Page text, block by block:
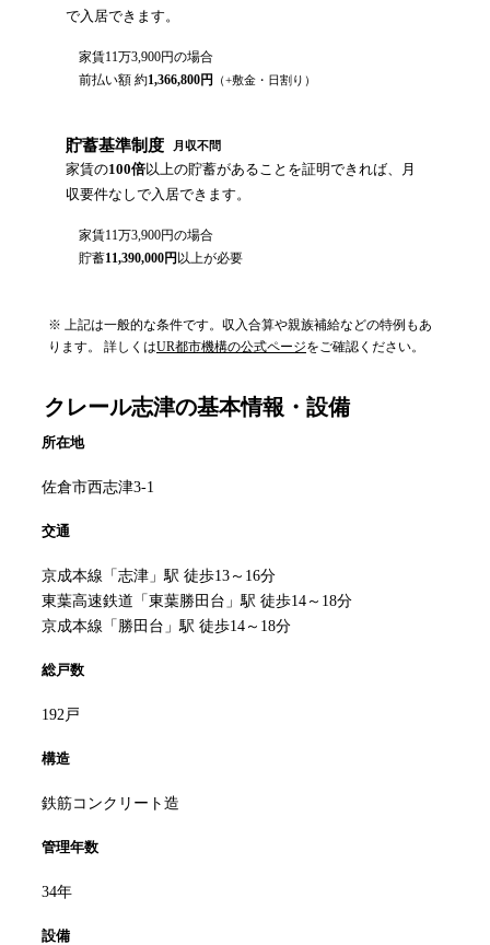
で入居できます。
家賃11万3,900円の場合
前払い額 約1,366,800円 （+敷金・日割り）
貯蓄基準制度 月収不問
家賃の100倍以上の貯蓄があることを証明できれば、月
収要件なしで入居できます。
家賃11万3,900円の場合
貯蓄11,390,000円以上が必要
※ 上記は一般的な条件です。収入合算や親族補給などの特例もあ
ります。 詳しくはUR都市機構の公式ページをご確認ください。
クレール志津の基本情報・設備
所在地
佐倉市西志津3-1
交通
京成本線「志津」駅 徒歩13～16分
東葉高速鉄道「東葉勝田台」駅 徒歩14～18分
京成本線「勝田台」駅 徒歩14～18分
総戸数
192戸
構造
鉄筋コンクリート造
管理年数
34年
設備